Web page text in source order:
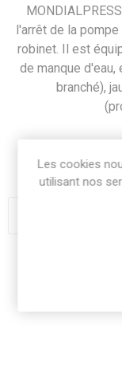
l'arrêt de la
robinet. Il est
de manque
branché),
Les cookies
utilisant nos